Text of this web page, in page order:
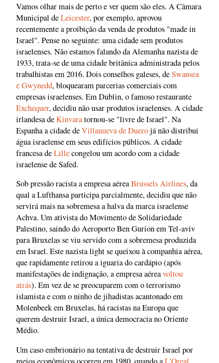
Vamos olhar mais de perto e ver quem são eles. A Câmara
Municipal deLeicester, por exemplo, aprovou
recentemente a proibição da venda de produtos "made in
Israel". Pense no seguinte: uma cidade sem produtos
israelenses. Não estamos falando da Alemanha nazista de
1933, trata-se de uma cidade britânica administrada pelos
trabalhistas em 2016. Dois conselhos galeses, deSwansea
e Gwynedd, bloquearam parcerias comerciais com
empresas israelenses. Em Dublin, o famoso restaurante
Exchequer, decidiu não usar produtos israelenses. A cidade
irlandesa deKinvaratornou-se "livre de Israel". Na
Espanha a cidade deVillanueva de Duerojá não distribui
água israelense em seus edifícios públicos. A cidade
francesa deLillecongelou um acordo com a cidade
israelense de Safed.
Sob pressão racista a empresa aéreaBrussels Airlines, da
qual a Lufthansa participa parcialmente, decidiu que não
servirá mais na sobremesa a halva da marca israelense
Achva. Um ativista do Movimento de Solidariedade
Palestino, saindo do Aeroporto Ben Gurion em Tel-aviv
para Bruxelas se viu servido com a sobremesa produzida
em Israel. Este nazista light se queixou à companhia aérea,
que rapidamente retirou a iguaria do cardápio (após
manifestações de indignação, a empresa aéreavoltou
atrás). Em vez de se preocuparem com o terrorismo
islamista e com o ninho de jihadistas acantonado em
Molenbeek em Bruxelas, há racistas na Europa que
querem destruir Israel, a única democracia no Oriente
Médio.
Um caso embrionário na tentativa de destruir Israel por